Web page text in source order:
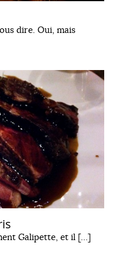
dire. Oui, mais
Galipette, et il […]